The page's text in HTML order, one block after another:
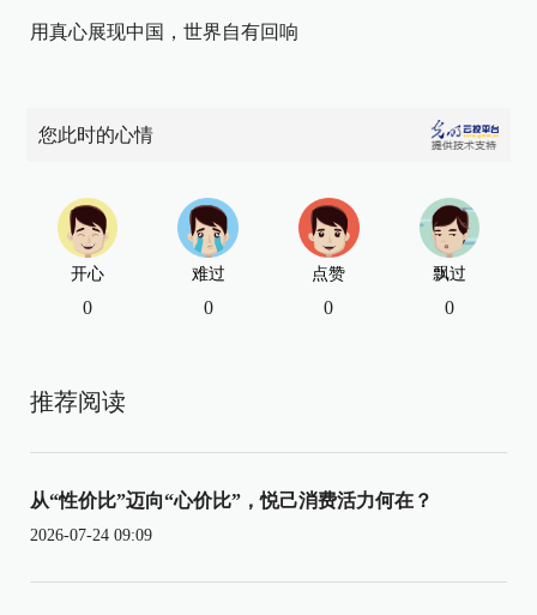
用真心展现中国，世界自有回响
您此时的心情
开心
0
难过
0
点赞
0
飘过
0
推荐阅读
从“性价比”迈向“心价比”，悦己消费活力何在？
2026-07-24 09:09